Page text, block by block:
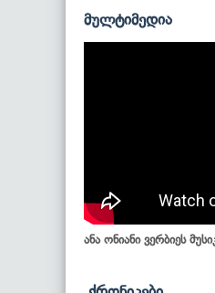
მულტიმედია
ანა ონიანი ვერბიეს